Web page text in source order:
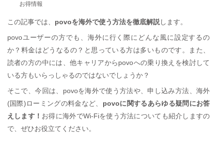
お得情報
この記事では、 povoを海外で使う方法を徹底解説します。
povoユーザーの方でも、海外に行く際にどんな風に設定するの
か？料金はどうなるの？と思っている方は多いものです。また、
読者の方の中には、他キャリアからpovoへの乗り換えを検討して
いる方もいらっしゃるのではないでしょうか？
そこで、今回は、povoを海外で使う方法や、申し込み方法、海外
(国際)ローミングの料金など、 povoに関するあらゆる疑問にお答
えします！ お得に海外でWi-Fiを使う方法についても紹介しますの
で、ぜひお役立てください。